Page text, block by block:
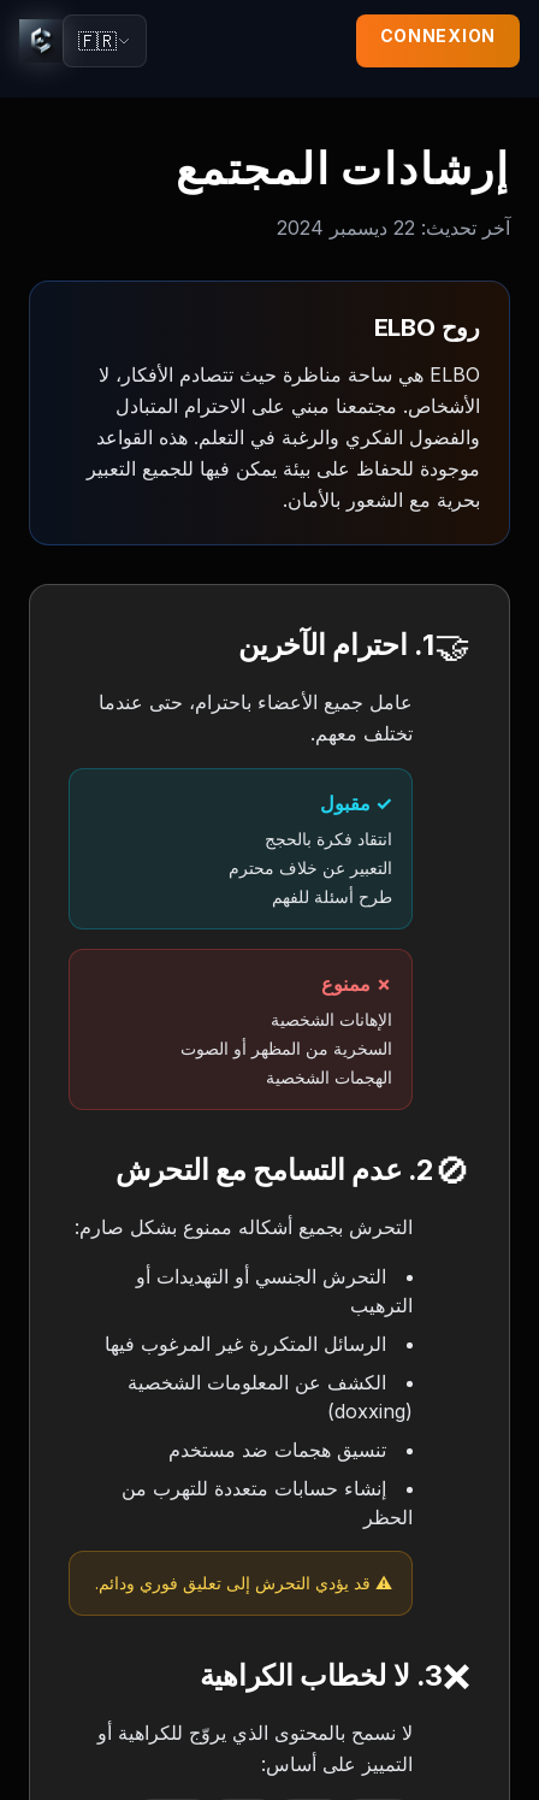
🇫🇷 CONNEXION
إرشادات المجتمع
آخر تحديث: 22 ديسمبر 2024
روح ELBO
ELBO هي ساحة مناظرة حيث تتصادم الأفكار، لا
الأشخاص. مجتمعنا مبني على الاحترام المتبادل
والفضول الفكري والرغبة في التعلم. هذه القواعد
موجودة للحفاظ على بيئة يمكن فيها للجميع التعبير
بحرية مع الشعور بالأمان.
🤝1. احترام الآخرين
عامل جميع الأعضاء باحترام، حتى عندما
تختلف معهم.
✓ مقبول
انتقاد فكرة بالحجج
التعبير عن خلاف محترم
طرح أسئلة للفهم
✗ ممنوع
الإهانات الشخصية
السخرية من المظهر أو الصوت
الهجمات الشخصية
🚫2. عدم التسامح مع التحرش
التحرش بجميع أشكاله ممنوع بشكل صارم:
التحرش الجنسي أو التهديدات أو
الترهيب
الرسائل المتكررة غير المرغوب فيها
الكشف عن المعلومات الشخصية
(doxxing)
تنسيق هجمات ضد مستخدم
إنشاء حسابات متعددة للتهرب من
الحظر
⚠️ قد يؤدي التحرش إلى تعليق فوري ودائم.
❌3. لا لخطاب الكراهية
لا نسمح بالمحتوى الذي يروّج للكراهية أو
التمييز على أساس: